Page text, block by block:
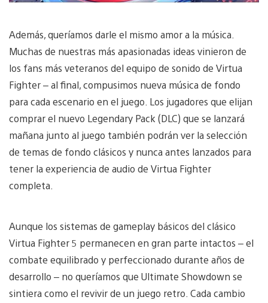
Además, queríamos darle el mismo amor a la música.
Muchas de nuestras más apasionadas ideas vinieron de
los fans más veteranos del equipo de sonido de Virtua
Fighter – al final, compusimos nueva música de fondo
para cada escenario en el juego. Los jugadores que elijan
comprar el nuevo Legendary Pack (DLC) que se lanzará
mañana junto al juego también podrán ver la selección
de temas de fondo clásicos y nunca antes lanzados para
tener la experiencia de audio de Virtua Fighter
completa.
Aunque los sistemas de gameplay básicos del clásico
Virtua Fighter 5 permanecen en gran parte intactos – el
combate equilibrado y perfeccionado durante años de
desarrollo – no queríamos que Ultimate Showdown se
sintiera como el revivir de un juego retro. Cada cambio